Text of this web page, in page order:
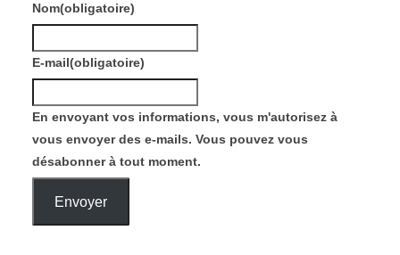
Nom(obligatoire)
E-mail(obligatoire)
En envoyant vos informations, vous m'autorisez à
vous envoyer des e-mails. Vous pouvez vous
désabonner à tout moment.
Envoyer